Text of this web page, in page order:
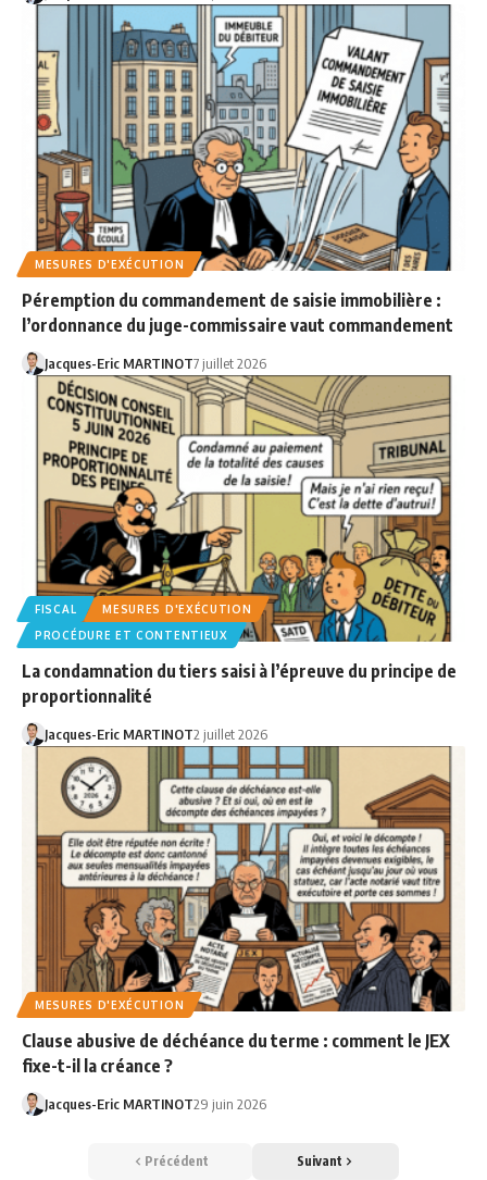
MESURES D'EXÉCUTION
Péremption du commandement de saisie immobilière :
l’ordonnance du juge-commissaire vaut commandement
Jacques-Eric MARTINOT7 juillet 2026
FISCAL
MESURES D'EXÉCUTION
PROCÉDURE ET CONTENTIEUX
La condamnation du tiers saisi à l’épreuve du principe de
proportionnalité
Jacques-Eric MARTINOT2 juillet 2026
MESURES D'EXÉCUTION
Clause abusive de déchéance du terme : comment le JEX
fixe-t-il la créance ?
Jacques-Eric MARTINOT29 juin 2026
Précédent Suivant